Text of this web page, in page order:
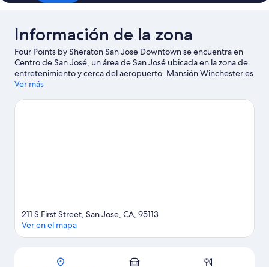
Información de la zona
Four Points by Sheraton San Jose Downtown se encuentra en
Centro de San José, un área de San José ubicada en la zona de
entretenimiento y cerca del aeropuerto. Mansión Winchester es
un lugar emblemático, y los turistas que quieran ir de compras
comercial Santana Row. ¿Quieres asistir a un evento o partido?
Ver más
Mapa
211 S First Street, San Jose, CA, 95113
Ver en el mapa